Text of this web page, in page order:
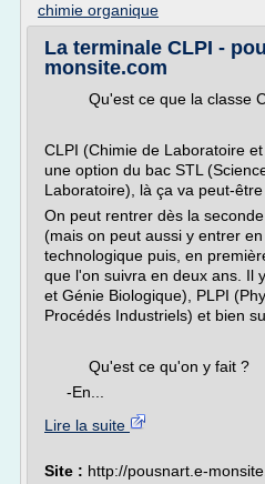
chimie organique
La terminale CLPI -
monsite.com
Qu'est ce que la classe
CLPI (Chimie de Laboratoire
une option du bac STL
Laboratoire), là ça va peut-
On peut rentrer dès la
(mais on peut aussi y entrer
technologique puis, en
que l'on suivra en deux ans. Il
et Génie Biologique), PLPI
Procédés Industriels) et bien
Qu'est ce qu'on y fait ?
-En...
Lire la suite
Site : http://pousnart.e-